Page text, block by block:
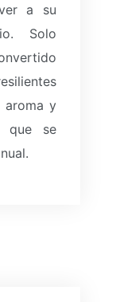
a su
Solo
aroma y
se